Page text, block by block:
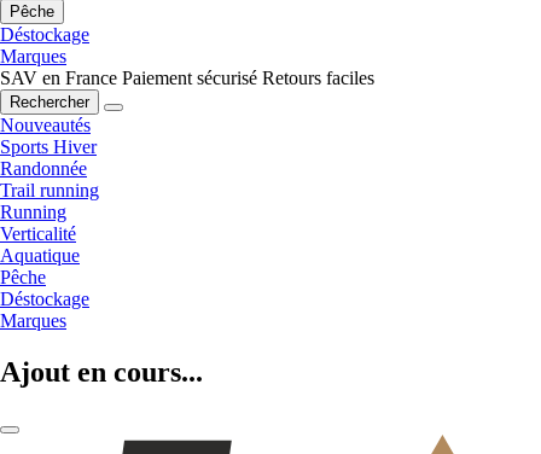
Pêche
Déstockage
Marques
SAV en France Paiement sécurisé Retours faciles
Rechercher
Nouveautés
Sports Hiver
Randonnée
Trail running
Running
Verticalité
Aquatique
Pêche
Déstockage
Marques
Ajout en cours...